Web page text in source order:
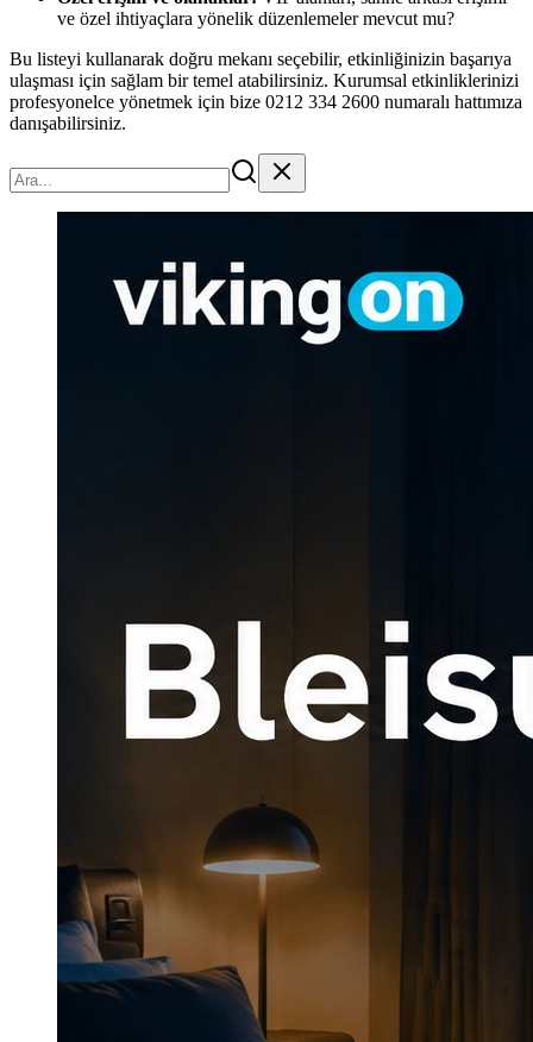
ve özel ihtiyaçlara yönelik düzenlemeler mevcut mu?
Bu listeyi kullanarak doğru mekanı seçebilir, etkinliğinizin başarıya
ulaşması için sağlam bir temel atabilirsiniz. Kurumsal etkinliklerinizi
profesyonelce yönetmek için bize 0212 334 2600 numaralı hattımıza
danışabilirsiniz.